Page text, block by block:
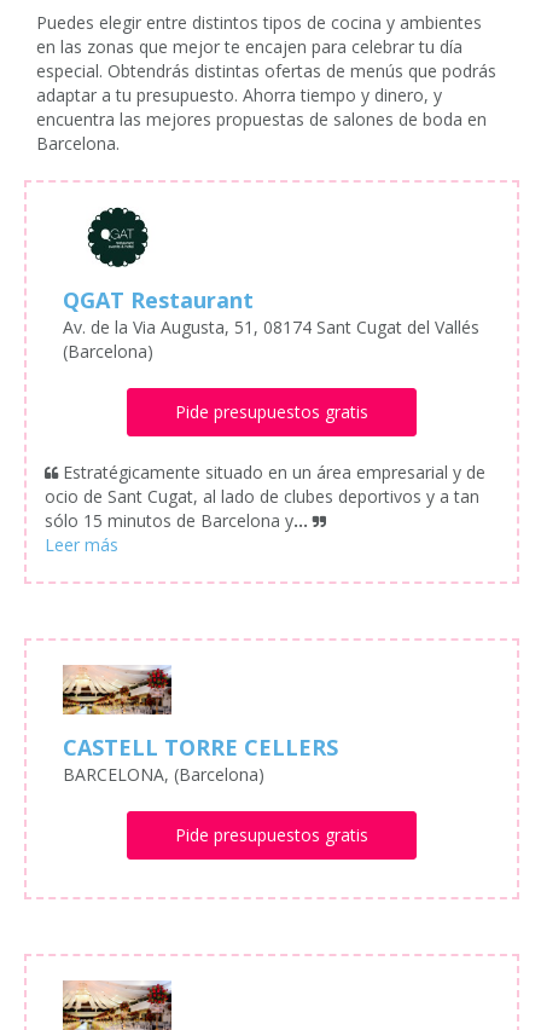
Puedes elegir entre distintos tipos de cocina y ambientes
en las zonas que mejor te encajen para celebrar tu día
especial. Obtendrás distintas ofertas de menús que podrás
adaptar a tu presupuesto. Ahorra tiempo y dinero, y
encuentra las mejores propuestas de salones de boda en
Barcelona.
QGAT Restaurant
Av. de la Via Augusta, 51, 08174 Sant Cugat del Vallés
(Barcelona)
Pide presupuestos gratis
Estratégicamente situado en un área empresarial y de
ocio de Sant Cugat, al lado de clubes deportivos y a tan
sólo 15 minutos de Barcelona y...
CASTELL TORRE CELLERS
BARCELONA, (Barcelona)
Pide presupuestos gratis